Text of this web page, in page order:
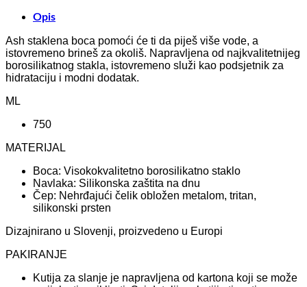
Opis
Ash staklena boca pomoći će ti da piješ više vode, a
istovremeno brineš za okoliš. Napravljena od najkvalitetnijeg
borosilikatnog stakla, istovremeno služi kao podsjetnik za
hidrataciju i modni dodatak.
ML
750
MATERIJAL
Boca: Visokokvalitetno borosilikatno staklo
Navlaka: Silikonska zaštita na dnu
Čep: Nehrđajući čelik obložen metalom, tritan,
silikonski prsten
Dizajnirano u Slovenji, proizvedeno u Europi
PAKIRANJE
Kutija za slanje je napravljena od kartona koji se može